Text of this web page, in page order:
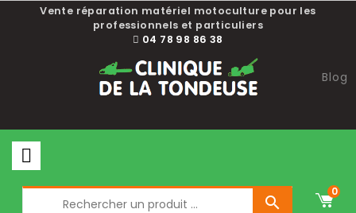
Vente réparation matériel motoculture pour les
professionnels et particuliers
04 78 98 86 38
Blog

0